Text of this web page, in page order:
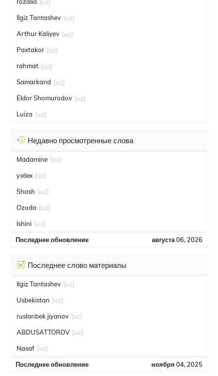
[uz]
Ilgiz Tantashev [uz]
Arthur Kaliyev [uz]
Paxtakor [uz]
rahmat [uz]
Samarkand [uz]
Eldor Shomurodov [uz]
Luiza [uz]
Недавно просмотренные слова
Madamine [uz]
узбек [uz]
Shash [uz]
Ozoda [uz]
Ishini [uz]
Последнее обновление августа 06, 2026
Последнее слово материалы
Ilgiz Tantashev [uz]
Usbekistan [uz]
ruslanbek jiyanov [uz]
ABDUSATTOROV [uz]
Nasaf [uz]
Последнее обновление ноября 04, 2025